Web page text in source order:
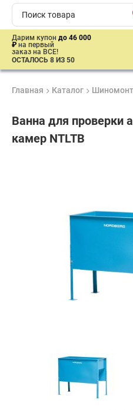
Дарим купон до 46 000
₽ на первый
заказ на ВСЕ!
ОСТАЛОСЬ 8 ИЗ 50
Главная Каталог
Ванна для проверки
камер NTLTB
Купить в 1 клик
В кредит от 465 руб/